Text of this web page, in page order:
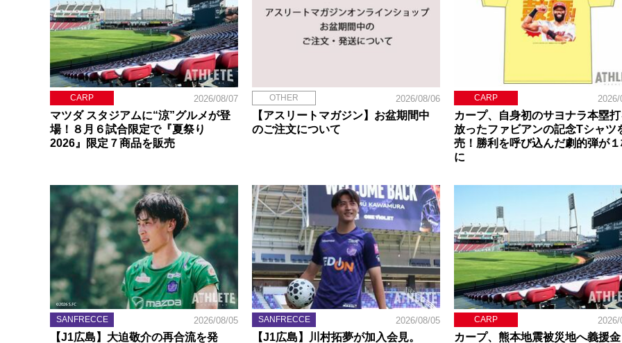
CARP 2026/08/07
マツダ スタジアムに“涼”グルメが登
場！８月６試合限定で『夏祭り
2026』限定７商品を販売
OTHER 2026/08/06
【アスリートマガジン】お盆期間中
のご注文について
CARP 2026/
カープ、自身初のサヨナラ本塁
放ったファビアンの記念Tシャツ
売！勝利を呼び込んだ劇的弾が
に
SANFRECCE 2026/08/05
【J1広島】大迫敬介の再合流を発
SANFRECCE 2026/08/05
【J1広島】川村拓夢が加入会見。
CARP 2026/
カープ、熊本地震被災地へ義援金